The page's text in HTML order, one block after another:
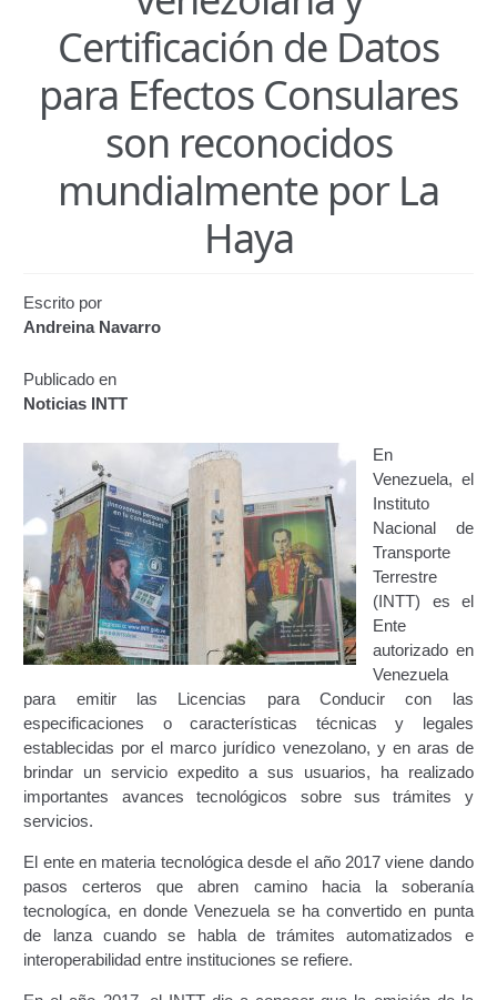
Certificación de Datos para Efectos Consulares con
Apostilla Electrónica
Emisión de Nuevo Certificado de Registro de
Renovación de Licencia para Conducir (Servicio
Automatizado)
Autorización para la circulación de Vehículo Sobre
Biblioteca
Búsqueda Predictiva Woocommerce
Apostilla Electrónica – Servicio Frecuente
Certificación Provisional de Prestación del Servicio de
Transporte Público de Personas Modalidad Periférico
(RUTAS SUBURBANA O INTERURBANAS) – Servicio
Frecuente
Consultas Privadas
Educación Vial
Escuelas del Transporte e Instructores de Manejo
Estacionamientos registrados ante el INTT
Estructura Organizativa del INTT
Homologación
Autorización de Circulación Para Unidades Que
Certificación de Datos
para Efectos Consulares
son reconocidos
mundialmente por La
Haya
Escrito por
Andreina Navarro
Publicado en
Noticias INTT
En
Venezuela, el
Instituto
Nacional de
Transporte
Terrestre
(INTT) es el
Ente
autorizado en
Venezuela
para emitir las Licencias para Conducir con las
especificaciones o características técnicas y legales
establecidas por el marco jurídico venezolano, y en aras de
brindar un servicio expedito a sus usuarios, ha realizado
importantes avances tecnológicos sobre sus trámites y
servicios.
El ente en materia tecnológica desde el año 2017 viene dando
pasos certeros que abren camino hacia la soberanía
tecnologíca, en donde Venezuela se ha convertido en punta
de lanza cuando se habla de trámites automatizados e
interoperabilidad entre instituciones se refiere.